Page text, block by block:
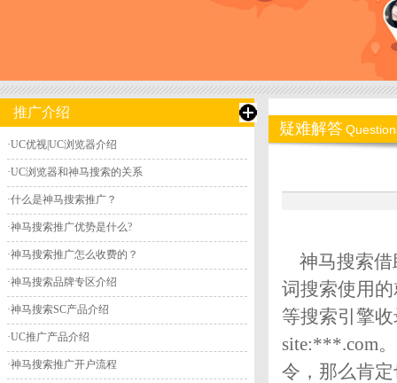
推广介绍
·UC优视|UC浏览器介绍
·UC浏览器和神马搜索的关系
·什么是神马搜索推广？
·神马搜索推广优势是什么?
·神马搜索推广怎么收费的？
·神马搜索品牌专区介绍
·神马搜索SC产品介绍
·UC推广产品介绍
·神马搜索推广开户流程
疑难解答
神马搜索借
词搜索使用
等搜索引擎
site:***.com
令，那么肯